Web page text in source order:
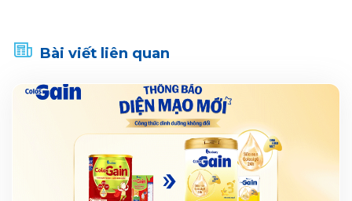
Bài viết liên quan